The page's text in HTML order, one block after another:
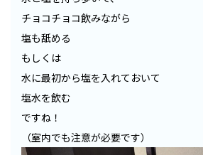
チョコチョコ飲みながら
塩も舐める
もしくは
水に最初から塩を入れておいて
塩水を飲む
ですね！
（室内でも注意が必要です）